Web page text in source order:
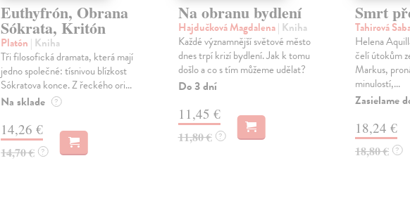
Euthyfrón, Obrana
Sókrata, Kritón
Platón | Kniha
Tři filosofická dramata, která mají
jedno společné: tísnivou blízkost
Sókratova konce. Z řeckého ori...
Na sklade ?
14,26 €
14,70 € ?
Na obranu bydlení
Hajdučková Magdalena| Kniha
Každé významnější světové město
dnes trpí krizí bydlení. Jak k tomu
došlo a co s tím můžeme udělat?
Do 3 dní
11,45 €
11,80 € ?
Smrt
Tahirová
Helena
čelí útokům
Markus,
minulostí,...
Zasielame
18,24 €
18,80 € ?